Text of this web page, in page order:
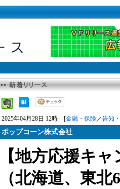
2025年04月28日 12時 [金融・保険／告知
ポップコーン株式会社
【地方応援キ
（北海道、東